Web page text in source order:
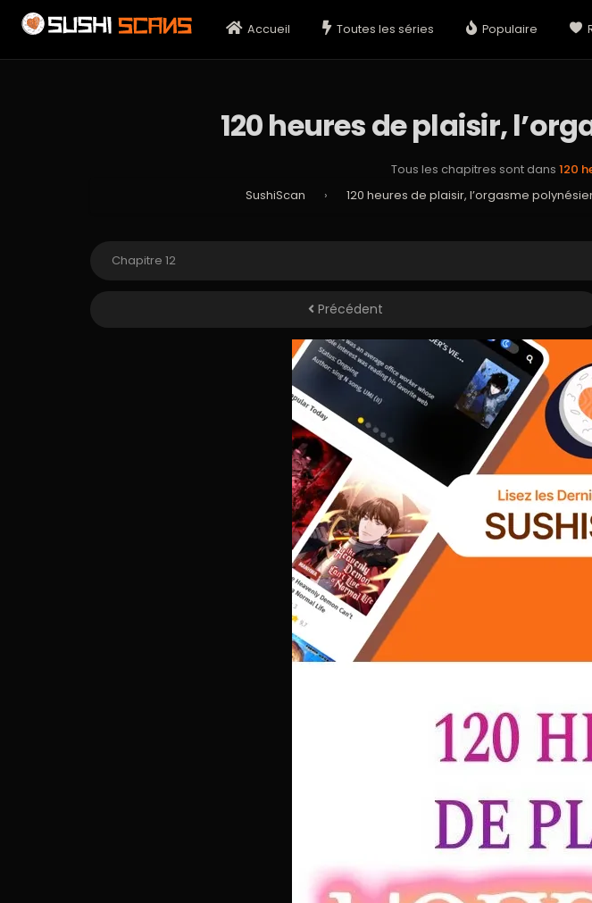
Accueil Toutes les séries Populaire
120 heures de plaisir,
Tous les chapitres sont dans 120
SushiScan
› 120 heures de plaisir, l’orgasme
Précédent